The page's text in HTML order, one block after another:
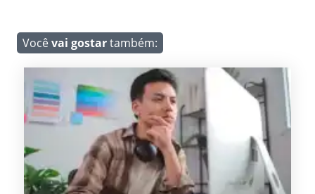
Você vai gostartambém: